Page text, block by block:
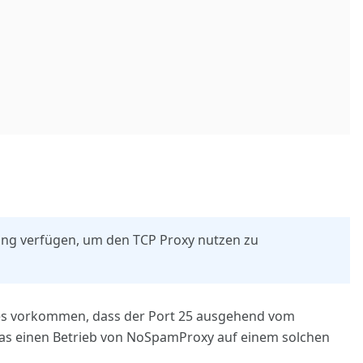
verfügen, um den TCP Proxy nutzen zu
vorkommen, dass der Port 25 ausgehend vom
einen Betrieb von NoSpamProxy auf einem solchen